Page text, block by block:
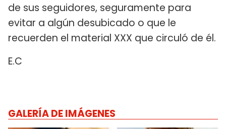
de sus seguidores, seguramente para
evitar a algún desubicado o que le
recuerden el material XXX que circuló de él.
E.C
GALERÍA DE IMÁGENES